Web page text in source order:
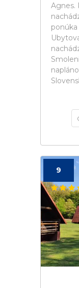
Agnes.
ponúka
9